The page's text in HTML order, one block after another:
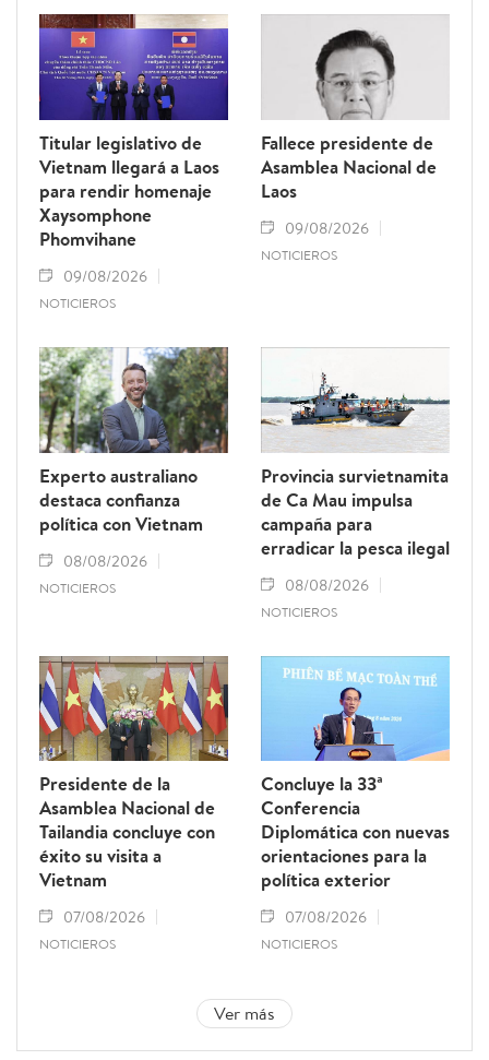
Titular legislativo de
Vietnam llegará a Laos
para rendir homenaje
Xaysomphone
Phomvihane
09/08/2026
NOTICIEROS
Fallece presidente de
Asamblea Nacional de
Laos
09/08/2026
NOTICIEROS
Experto australiano
destaca confianza
política con Vietnam
08/08/2026
NOTICIEROS
Provincia survietnamita
de Ca Mau impulsa
campaña para
erradicar la pesca ilegal
08/08/2026
NOTICIEROS
Presidente de la
Asamblea Nacional de
Tailandia concluye con
éxito su visita a
Vietnam
07/08/2026
NOTICIEROS
Concluye la 33ª
Conferencia
Diplomática con nuevas
orientaciones para la
política exterior
07/08/2026
NOTICIEROS
Ver más